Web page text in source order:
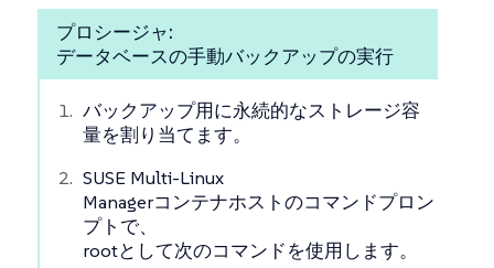
プロシージャ:
データベースの手動バックアップの実行
バックアップ用に永続的なストレージ容
量を割り当てます。
SUSE Multi-Linux
Managerコンテナホストのコマンドプロン
プトで、
rootとして次のコマンドを使用します。